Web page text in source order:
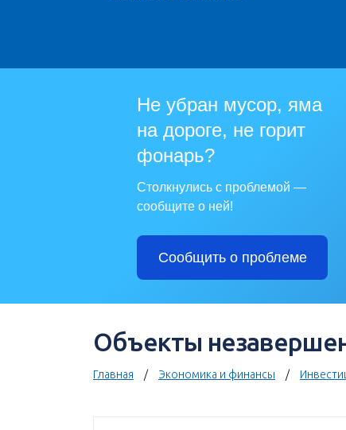
Не убран мусор, яма
на дороге, не горит
фонарь?
Столкнулись с проблемой —
сообщите о ней!
Сообщить о проблеме
Объекты
Главная Экономика и финансы